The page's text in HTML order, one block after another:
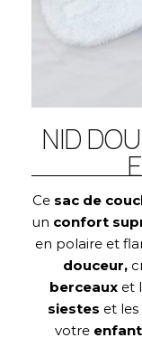
NID
Ce sac de
un confort
en polaire et
douceur,
berceaux et
siestes et les
votre enfant